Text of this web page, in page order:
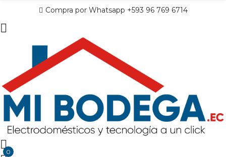
Compra por Whatsapp +593 96 769 6714
0